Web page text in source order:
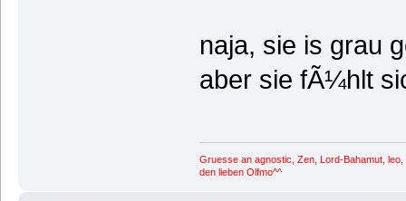
naja, sie is grau
aber sie fÃ¼hlt
Gruesse an agnostic, Zen, Lord-Bahamut,
den lieben Olfmo^^